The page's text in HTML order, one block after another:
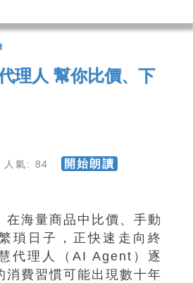
理人 幫你比價、下
人氣: 84
開始朗讀
在海量商品中比價、手動
瑣日子，正快速走向終
代理人（AI Agent）逐
消費習慣可能出現數十年